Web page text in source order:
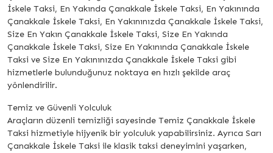
İskele Taksi, En Yakında Çanakkale İskele Taksi, En Yakınında
Çanakkale İskele Taksi, En Yakınınızda Çanakkale İskele Taksi,
Size En Yakın Çanakkale İskele Taksi, Size En Yakında
Çanakkale İskele Taksi, Size En Yakınında Çanakkale İskele
Taksi ve Size En Yakınınızda Çanakkale İskele Taksi gibi
hizmetlerle bulunduğunuz noktaya en hızlı şekilde araç
yönlendirilir.
Temiz ve Güvenli Yolculuk
Araçların düzenli temizliği sayesinde Temiz Çanakkale İskele
Taksi hizmetiyle hijyenik bir yolculuk yapabilirsiniz. Ayrıca Sarı
Çanakkale İskele Taksi ile klasik taksi deneyimini yaşarken,